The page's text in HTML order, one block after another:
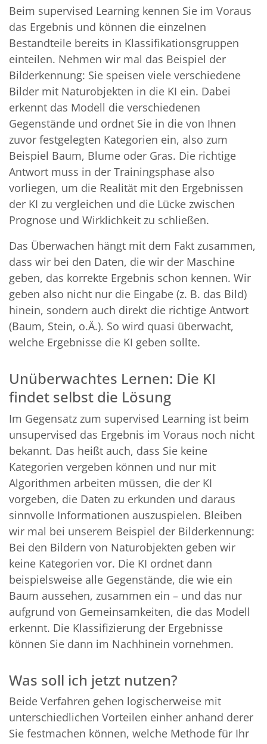
Beim supervised Learning kennen Sie im Voraus
das Ergebnis und können die einzelnen
Bestandteile bereits in Klassifikationsgruppen
einteilen. Nehmen wir mal das Beispiel der
Bilderkennung: Sie speisen viele verschiedene
Bilder mit Naturobjekten in die KI ein. Dabei
erkennt das Modell die verschiedenen
Gegenstände und ordnet Sie in die von Ihnen
zuvor festgelegten Kategorien ein, also zum
Beispiel Baum, Blume oder Gras. Die richtige
Antwort muss in der Trainingsphase also
vorliegen, um die Realität mit den Ergebnissen
der KI zu vergleichen und die Lücke zwischen
Prognose und Wirklichkeit zu schließen.
Das Überwachen hängt mit dem Fakt zusammen,
dass wir bei den Daten, die wir der Maschine
geben, das korrekte Ergebnis schon kennen. Wir
geben also nicht nur die Eingabe (z. B. das Bild)
hinein, sondern auch direkt die richtige Antwort
(Baum, Stein, o.Ä.). So wird quasi überwacht,
welche Ergebnisse die KI geben sollte.
Unüberwachtes Lernen: Die KI
findet selbst die Lösung
Im Gegensatz zum supervised Learning ist beim
unsupervised das Ergebnis im Voraus noch nicht
bekannt. Das heißt auch, dass Sie keine
Kategorien vergeben können und nur mit
Algorithmen arbeiten müssen, die der KI
vorgeben, die Daten zu erkunden und daraus
sinnvolle Informationen auszuspielen. Bleiben
wir mal bei unserem Beispiel der Bilderkennung:
Bei den Bildern von Naturobjekten geben wir
keine Kategorien vor. Die KI ordnet dann
beispielsweise alle Gegenstände, die wie ein
Baum aussehen, zusammen ein – und das nur
aufgrund von Gemeinsamkeiten, die das Modell
erkennt. Die Klassifizierung der Ergebnisse
können Sie dann im Nachhinein vornehmen.
Was soll ich jetzt nutzen?
Beide Verfahren gehen logischerweise mit
unterschiedlichen Vorteilen einher anhand derer
Sie festmachen können, welche Methode für Ihr